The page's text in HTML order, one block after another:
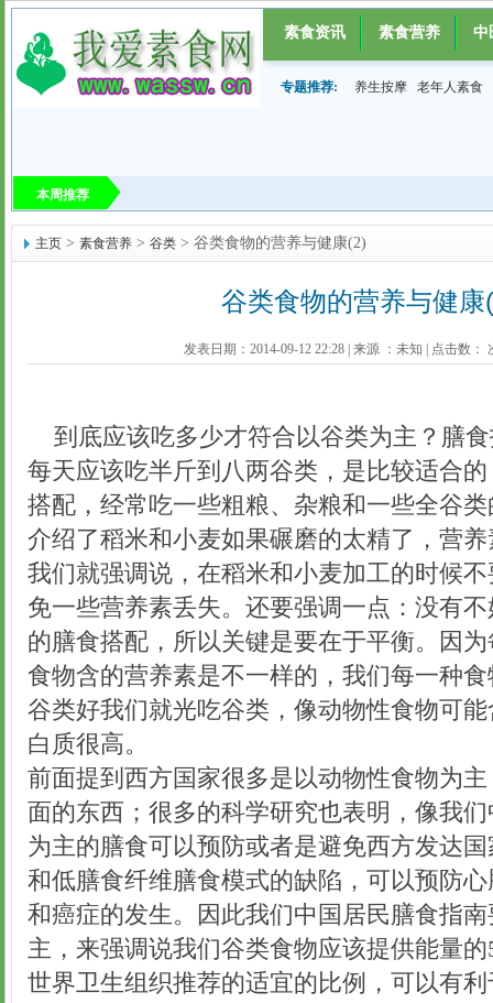
素食资讯 素食营养 中
专题推荐: 养生按摩 老年人素食
本周推荐
主页 > 素食营养 > 谷类 > 谷类食物的营养与健康(2)
谷类食物的营养与健康
发表日期：2014-09-12 22:28 来源 ： 未知 点击数：
到底应该吃多少才符合以谷类为主？膳
每天应该吃半斤到八两谷类，是比较适合
搭配，经常吃一些粗粮、杂粮和一些全谷
介绍了稻米和小麦如果碾磨的太精了，营
我们就强调说，在稻米和小麦加工的时候
免一些营养素丢失。还要强调一点：没有
的膳食搭配，所以关键是要在于平衡。因
食物含的营养素是不一样的，我们每一种
谷类好我们就光吃谷类，像动物性食物可
白质很高。
前面提到西方国家很多是以动物性食物为
面的东西；很多的科学研究也表明，像我
为主的膳食可以预防或者是避免西方发达
和低膳食纤维膳食模式的缺陷，可以预防
和癌症的发生。因此我们中国居民膳食指
主，来强调说我们谷类食物应该提供能量的
世界卫生组织推荐的适宜的比例，可以有